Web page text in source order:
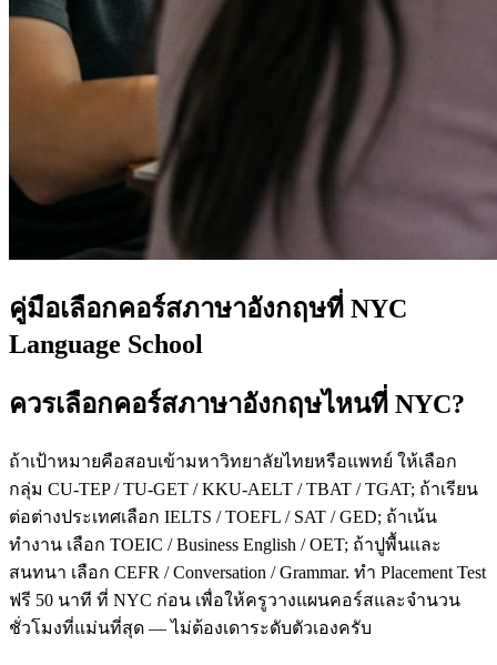
คู่มือเลือกคอร์สภาษาอังกฤษที่ NYC
Language School
ควรเลือกคอร์สภาษาอังกฤษไหนที่ NYC?
ถ้าเป้าหมายคือสอบเข้ามหาวิทยาลัยไทยหรือแพทย์ ให้เลือก
กลุ่ม CU-TEP / TU-GET / KKU-AELT / TBAT / TGAT; ถ้าเรียน
ต่อต่างประเทศเลือก IELTS / TOEFL / SAT / GED; ถ้าเน้น
ทำงาน เลือก TOEIC / Business English / OET; ถ้าปูพื้นและ
สนทนา เลือก CEFR / Conversation / Grammar. ทำ Placement Test
ฟรี 50 นาที ที่ NYC ก่อน เพื่อให้ครูวางแผนคอร์สและจำนวน
ชั่วโมงที่แม่นที่สุด — ไม่ต้องเดาระดับตัวเองครับ